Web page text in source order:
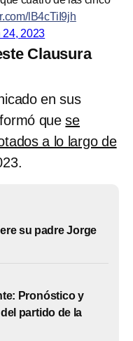
lB4cTiI9jh
24, 2023
Clausura
en sus
quese
a lo largo de
su padre Jorge
Pronóstico y
partido de la